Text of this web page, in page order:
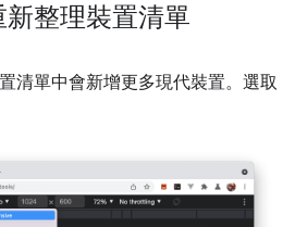
整理裝置清單
清單中會新增更多現代裝置。選取